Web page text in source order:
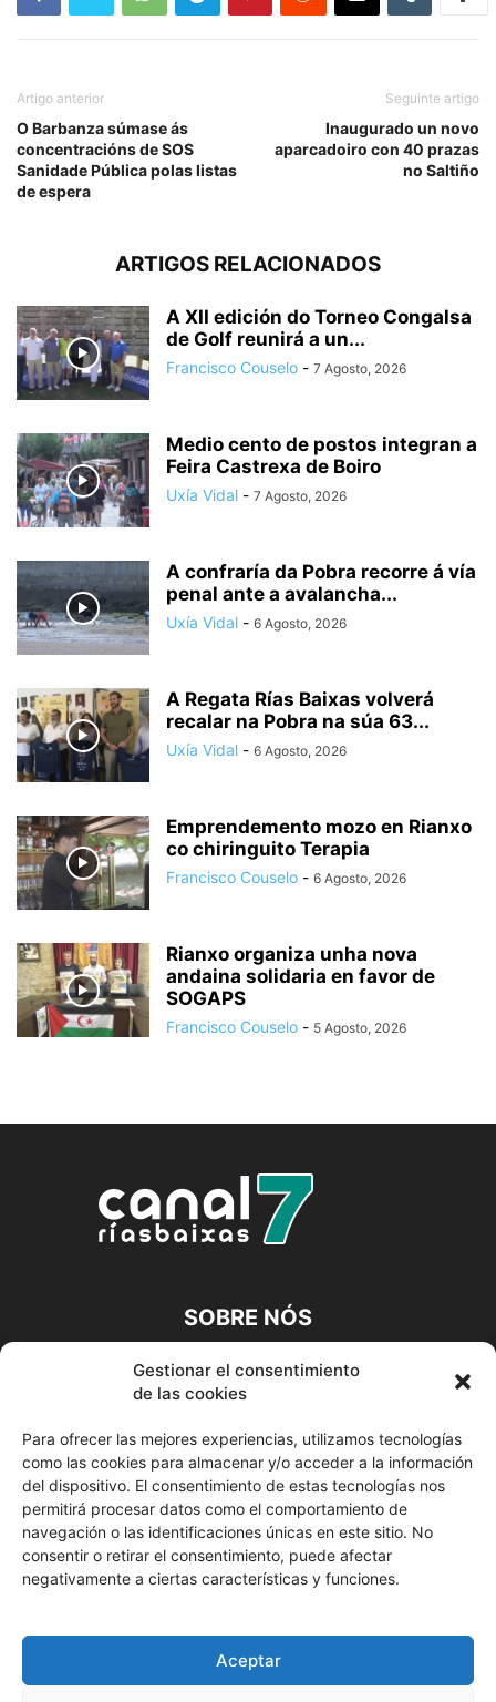
Gestionar el consentimiento
de las cookies
Para ofrecer las mejores experiencias, utilizamos tecnologías
como las cookies para almacenar y/o acceder a la información
del dispositivo. El consentimiento de estas tecnologías nos
permitirá procesar datos como el comportamiento de
navegación o las identificaciones únicas en este sitio. No
consentir o retirar el consentimiento, puede afectar
negativamente a ciertas características y funciones.
Aceptar
Artigo anterior
O Barbanza súmase ás
concentracións de SOS
Sanidade Pública polas listas
de espera
Seguinte artigo
Inaugurado un novo
aparcadoiro con 40 prazas
no Saltiño
ARTIGOS RELACIONADOS
A XII edición do Torneo Congalsa
de Golf reunirá a un...
Francisco Couselo - 7 Agosto, 2026
Medio cento de postos integran a
Feira Castrexa de Boiro
Uxía Vidal - 7 Agosto, 2026
A confraría da Pobra recorre á vía
penal ante a avalancha...
Uxía Vidal - 6 Agosto, 2026
A Regata Rías Baixas volverá
recalar na Pobra na súa 63...
Uxía Vidal - 6 Agosto, 2026
Emprendemento mozo en Rianxo
co chiringuito Terapia
Francisco Couselo - 6 Agosto, 2026
Rianxo organiza unha nova
andaina solidaria en favor de
SOGAPS
Francisco Couselo - 5 Agosto, 2026
SOBRE NÓS
A CANLE DIXITAL DA TÚA COMARCA
SÍGUENOS
© Canal Rías Baixas